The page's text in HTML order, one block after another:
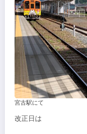
宮古駅にて
改正日は